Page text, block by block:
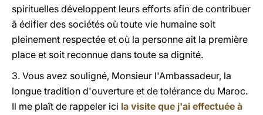
spirituelles développent leurs efforts afin de contribuer
ã édifier des sociétés où toute vie humaine soit
pleinement respectée et où la personne ait la première
place et soit reconnue dans toute sa dignité.
3. Vous avez souligné, Monsieur l'Ambassadeur, la
longue tradition d'ouverture et de tolérance du Maroc.
Il me plaît de rappeler ici la visite que j'ai effectuée à